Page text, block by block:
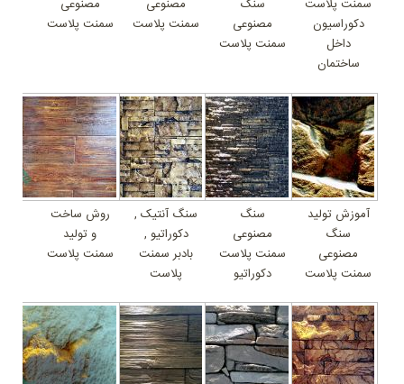
سمنت پلاست
دکوراسیون
داخل
ساختمان
سنگ
مصنوعی
سمنت پلاست
مصنوعی
سمنت پلاست
مصنوعی
سمنت پلاست
آموزش تولید
سنگ
مصنوعی
سمنت پلاست
سنگ
مصنوعی
سمنت پلاست
دکوراتیو
سنگ آنتیک ,
دکوراتیو ,
بادبر سمنت
پلاست
روش ساخت
و تولید
سمنت پلاست